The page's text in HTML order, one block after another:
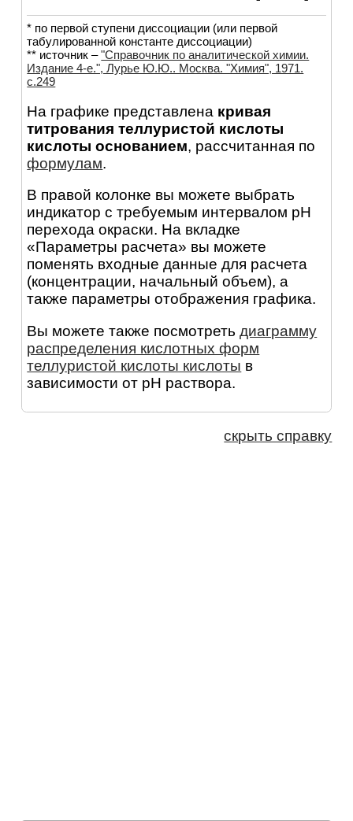
* по первой ступени диссоциации (или первой
табулированной константе диссоциации)
** источник –"Справочник по аналитической химии.
Издание 4-е.", Лурье Ю.Ю.. Москва. "Химия", 1971.
c.249
На графике представлена кривая
титрования теллуристой кислоты
кислоты основанием, рассчитанная по
формулам.
В правой колонке вы можете выбрать
индикатор с требуемым интервалом pH
перехода окраски. На вкладке
«Параметры расчета» вы можете
поменять входные данные для расчета
(концентрации, начальный объем), а
также параметры отображения графика.
Вы можете также посмотретьдиаграмму
распределения кислотных форм
теллуристой кислоты кислоты в
зависимости от pH раствора.
скрыть справку